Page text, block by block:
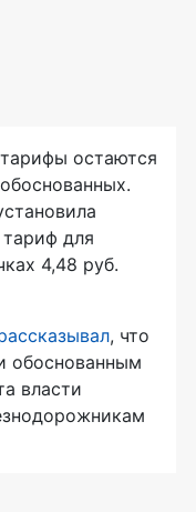
остаются
для
4,48 руб.
, что
обоснованным
власти